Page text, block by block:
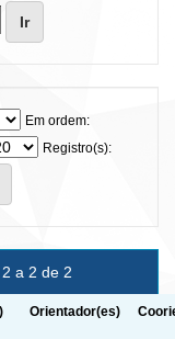
Em ordem:
Registro(s):
a 2 de 2
Orientador(es)